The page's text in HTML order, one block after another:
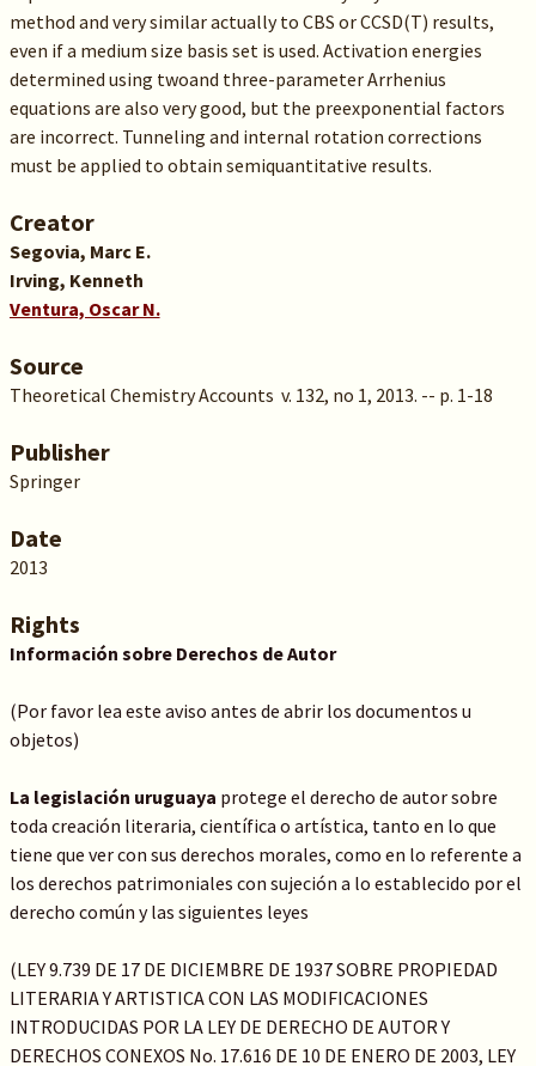
method and very similar actually to CBS or CCSD(T) results,
even if a medium size basis set is used. Activation energies
determined using twoand three-parameter Arrhenius
equations are also very good, but the preexponential factors
are incorrect. Tunneling and internal rotation corrections
must be applied to obtain semiquantitative results.
Creator
Segovia, Marc E.
Irving, Kenneth
Ventura, Oscar N.
Source
Theoretical Chemistry Accounts v. 132, no 1, 2013. -- p. 1-18
Publisher
Springer
Date
2013
Rights
Información sobre Derechos de Autor
(Por favor lea este aviso antes de abrir los documentos u
objetos)
La legislación uruguaya protege el derecho de autor sobre
toda creación literaria, científica o artística, tanto en lo que
tiene que ver con sus derechos morales, como en lo referente a
los derechos patrimoniales con sujeción a lo establecido por el
derecho común y las siguientes leyes
(LEY 9.739 DE 17 DE DICIEMBRE DE 1937 SOBRE PROPIEDAD
LITERARIA Y ARTISTICA CON LAS MODIFICACIONES
INTRODUCIDAS POR LA LEY DE DERECHO DE AUTOR Y
DERECHOS CONEXOS No. 17.616 DE 10 DE ENERO DE 2003, LEY